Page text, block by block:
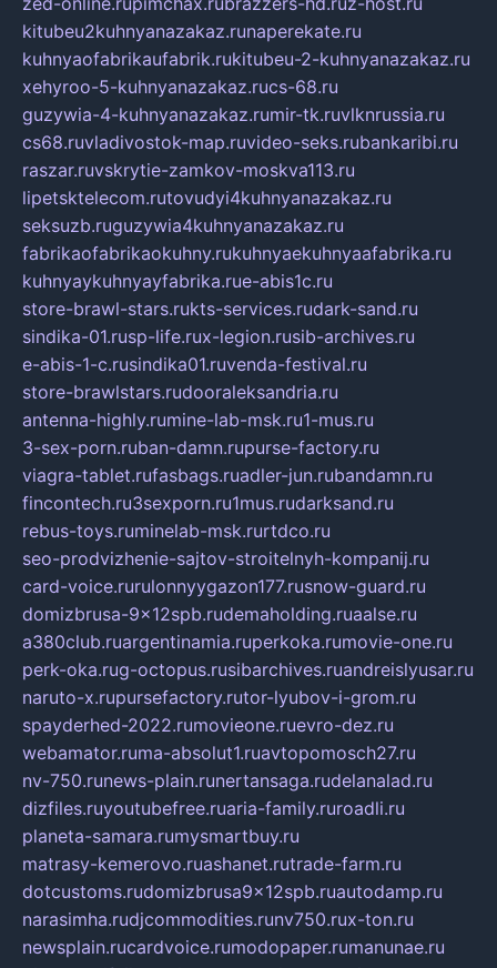
kitubeu2kuhnyanazakaz.runaperekate.ru
kuhnyaofabrikaufabrik.rukitubeu-2-kuhnyanazakaz.ru
xehyroo-5-kuhnyanazakaz.rucs-68.ru
guzywia-4-kuhnyanazakaz.rumir-tk.ruvlknrussia.ru
cs68.ruvladivostok-map.ruvideo-seks.rubankaribi.ru
raszar.ruvskrytie-zamkov-moskva113.ru
lipetsktelecom.rutovudyi4kuhnyanazakaz.ru
seksuzb.ruguzywia4kuhnyanazakaz.ru
fabrikaofabrikaokuhny.rukuhnyaekuhnyaafabrika.ru
kuhnyaykuhnyayfabrika.rue-abis1c.ru
store-brawl-stars.rukts-services.rudark-sand.ru
sindika-01.rusp-life.rux-legion.rusib-archives.ru
e-abis-1-c.rusindika01.ruvenda-festival.ru
store-brawlstars.rudooraleksandria.ru
antenna-highly.rumine-lab-msk.ru1-mus.ru
3-sex-porn.ruban-damn.rupurse-factory.ru
viagra-tablet.rufasbags.ruadler-jun.rubandamn.ru
fincontech.ru3sexporn.ru1mus.rudarksand.ru
rebus-toys.ruminelab-msk.rurtdco.ru
seo-prodvizhenie-sajtov-stroitelnyh-kompanij.ru
card-voice.rurulonnyygazon177.rusnow-guard.ru
domizbrusa-9x12spb.rudemaholding.ruaalse.ru
a380club.ruargentinamia.ruperkoka.rumovie-one.ru
perk-oka.rug-octopus.rusibarchives.ruandreislyusar.ru
naruto-x.rupursefactory.rutor-lyubov-i-grom.ru
spayderhed-2022.rumovieone.ruevro-dez.ru
webamator.ruma-absolut1.ruavtopomosch27.ru
nv-750.runews-plain.runertansaga.rudelanalad.ru
dizfiles.ruyoutubefree.ruaria-family.ruroadli.ru
planeta-samara.rumysmartbuy.ru
matrasy-kemerovo.ruashanet.rutrade-farm.ru
dotcustoms.rudomizbrusa9x12spb.ruautodamp.ru
narasimha.rudjcommodities.runv750.rux-ton.ru
newsplain.rucardvoice.rumodopaper.rumanunae.ru